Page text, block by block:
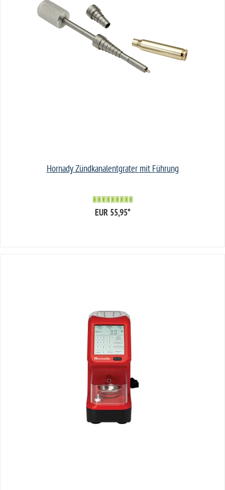
Hornady Zündkanalentgrater mit Führung
EUR 55,95*